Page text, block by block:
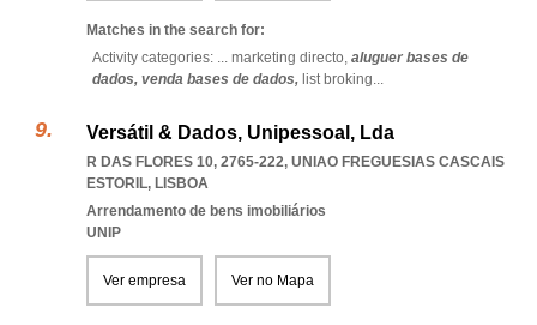
Matches in the search for:
Activity categories: ... marketing directo, aluguer bases de
dados, venda bases de dados, list broking...
Versátil & Dados, Unipessoal, Lda
R DAS FLORES 10, 2765-222, UNIAO FREGUESIAS CASCAIS
ESTORIL, LISBOA
Arrendamento de bens imobiliários
UNIP
Ver empresa Ver no Mapa